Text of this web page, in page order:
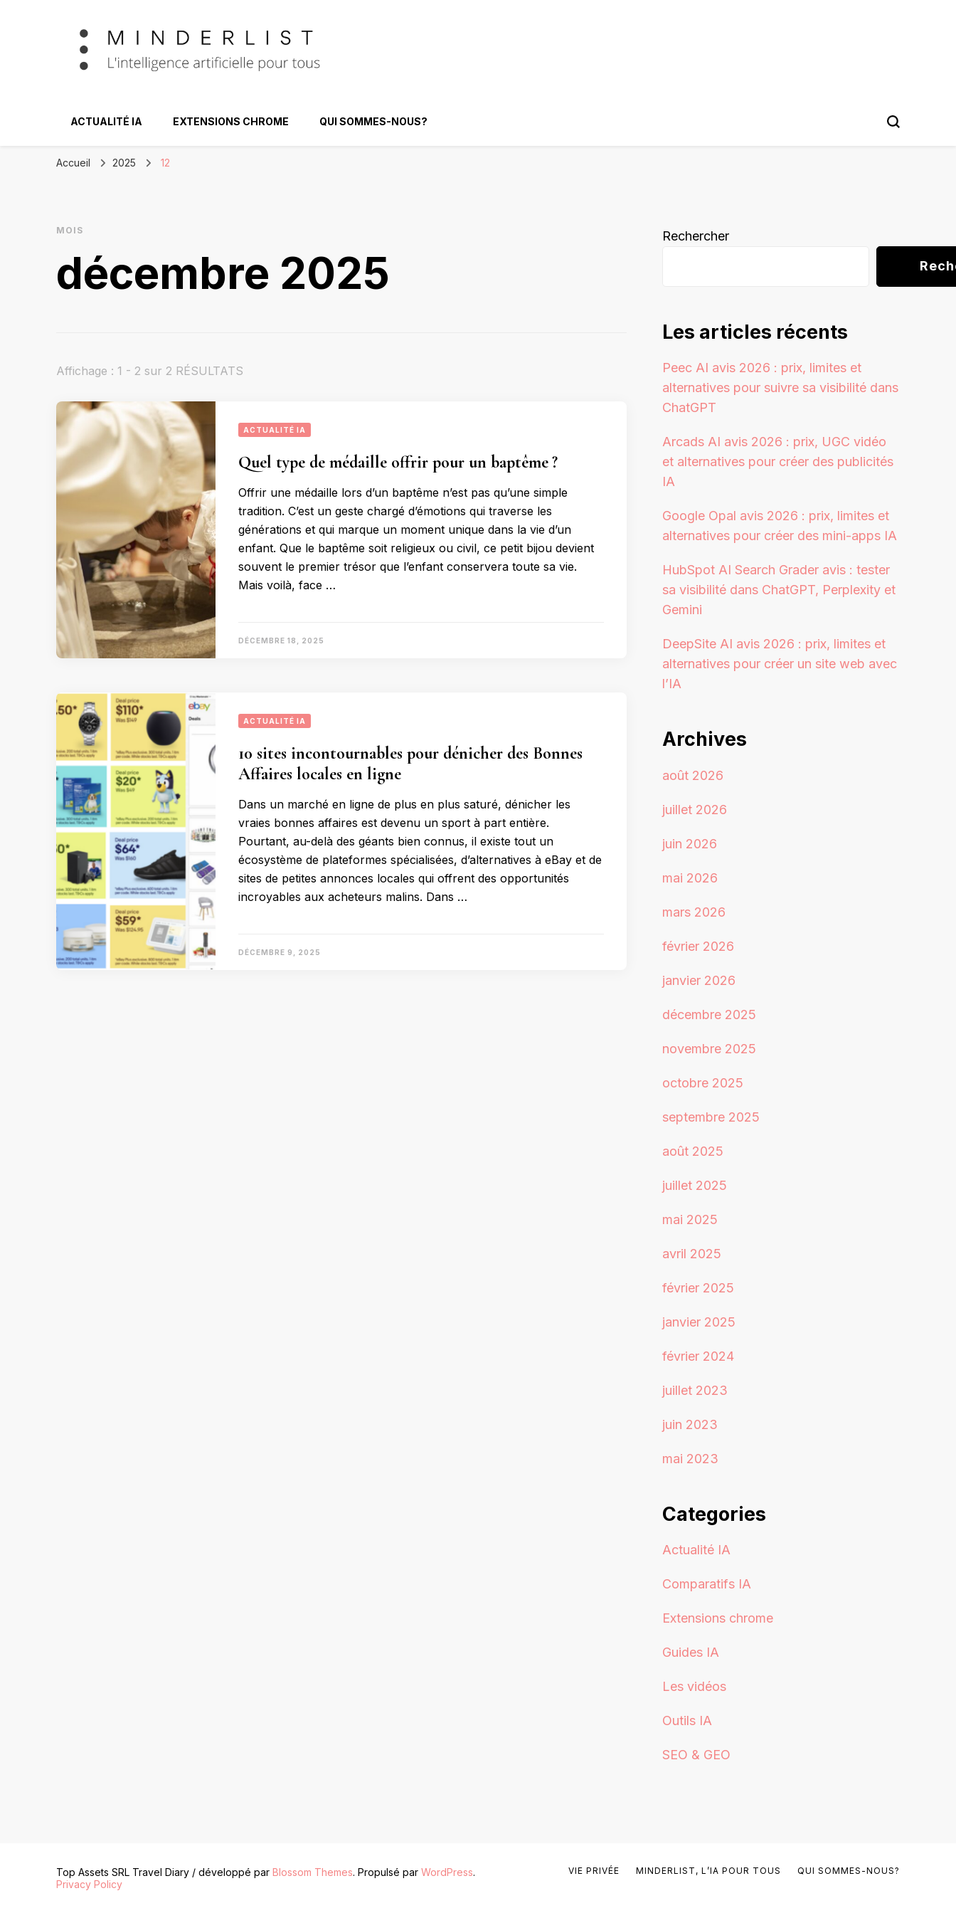
Minderlist – Intelligence Artificielle
ACTUALITÉ IA EXTENSIONS CHROME QUI SOMMES-NOUS?
Accueil 2025 12
MOIS
décembre 2025
Affichage : 1 - 2 sur 2 RÉSULTATS
ACTUALITÉ IA
Quel type de médaille offrir pour un baptême ?
Offrir une médaille lors d’un baptême n’est pas qu’une simple
tradition. C’est un geste chargé d’émotions qui traverse les
générations et qui marque un moment unique dans la vie d’un
enfant. Que le baptême soit religieux ou civil, ce petit bijou devient
souvent le premier trésor que l’enfant conservera toute sa vie.
Mais voilà, face …
DÉCEMBRE 18, 2025
ACTUALITÉ IA
10 sites incontournables pour dénicher des Bonnes
Affaires locales en ligne
Dans un marché en ligne de plus en plus saturé, dénicher les
vraies bonnes affaires est devenu un sport à part entière.
Pourtant, au-delà des géants bien connus, il existe tout un
écosystème de plateformes spécialisées, d’alternatives à eBay et de
sites de petites annonces locales qui offrent des opportunités
incroyables aux acheteurs malins. Dans …
DÉCEMBRE 9, 2025
Rechercher
Les articles récents
Peec AI avis 2026 : prix, limites et
alternatives pour suivre sa visibilité dans
ChatGPT
Arcads AI avis 2026 : prix, UGC vidéo
et alternatives pour créer des publicités
IA
Google Opal avis 2026 : prix, limites et
alternatives pour créer des mini-apps IA
HubSpot AI Search Grader avis : tester
sa visibilité dans ChatGPT, Perplexity et
Gemini
DeepSite AI avis 2026 : prix, limites et
alternatives pour créer un site web avec
l’IA
Archives
août 2026
juillet 2026
juin 2026
mai 2026
mars 2026
février 2026
janvier 2026
décembre 2025
novembre 2025
octobre 2025
septembre 2025
août 2025
juillet 2025
mai 2025
avril 2025
février 2025
janvier 2025
février 2024
juillet 2023
juin 2023
mai 2023
Categories
Actualité IA
Comparatifs IA
Extensions chrome
Guides IA
Les vidéos
Outils IA
SEO & GEO
Top Assets SRL Travel Diary / développé par Blossom Themes. Propulsé par WordPress.
Privacy Policy
VIE PRIVÉE MINDERLIST, L’IA POUR TOUS QUI SOMMES-NOUS?